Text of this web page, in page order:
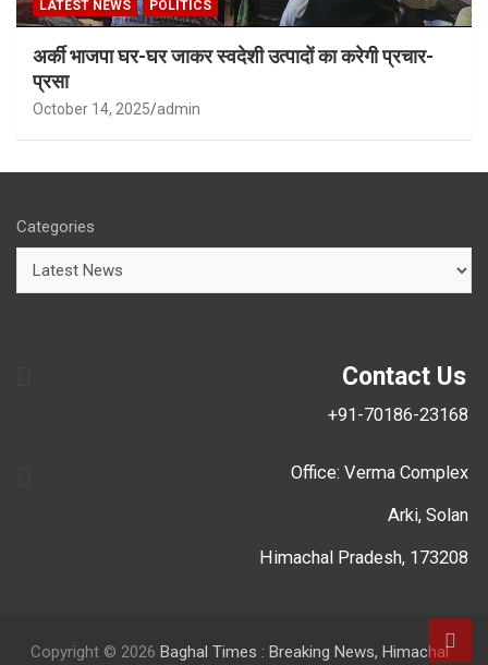
LATEST NEWS POLITICS
अर्की भाजपा घर-घर जाकर स्वदेशी उत्पादों का करेगी प्रचार-
प्रसा
October 14, 2025 admin
Categories
Contact Us
+91-70186-23168
Office: Verma Complex
Arki, Solan
Himachal Pradesh, 173208
Copyright © 2026 Baghal Times : Breaking News, Himachal